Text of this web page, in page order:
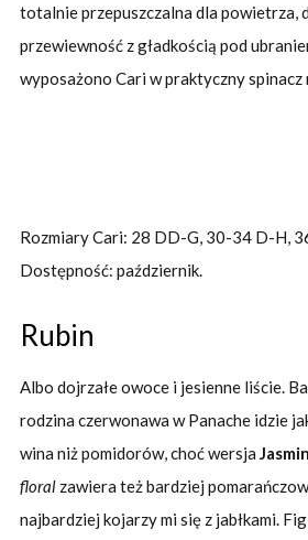
totalnie przepuszczalna dla powietrza,
przewiewność z gładkością pod
wyposażono Cari w praktyczny spinacz
Rozmiary Cari: 28 DD-G, 30-34 D-H,
Dostępność: październik.
Rubin
Albo dojrzałe owoce i jesienne liście.
rodzina czerwonawa w Panache idzie
wina niż pomidorów, choć wersja
floralzawiera też bardziej
najbardziej kojarzy mi się z jabłkami.